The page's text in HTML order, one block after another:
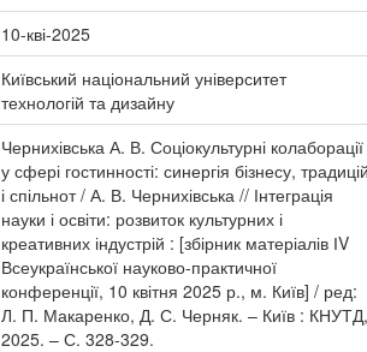
10-кві-2025
Київський національний університет
технологій та дизайну
Чернихівська А. В. Соціокультурні колаборації
у сфері гостинності: синергія бізнесу,
і спільнот / А. В. Чернихівська // Інтеграція
науки і освіти: розвиток культурних і
креативних індустрій : [збірник матеріалів ІV
Всеукраїнської науково-практичної
конференції, 10 квітня 2025 р., м. Київ] / ред:
Л. П. Макаренко, Д. С. Черняк. – Київ : КНУТД,
2025. – С. 328-329.